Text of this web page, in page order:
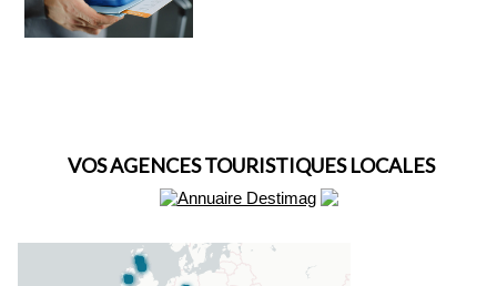
VOS AGENCES TOURISTIQUES LOCALES